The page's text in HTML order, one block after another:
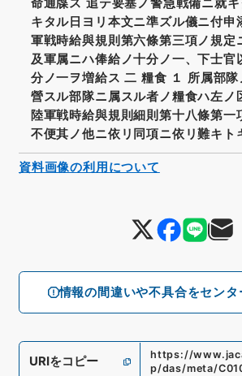
情報の間違いや不具合をセンタ
命通牒ス 追テ要塞ノ警急戦備ニ就
キタル日ヨリ本文ニ準ズル儀ニ付申
軍戦時給與規則第六條第三項ノ規定
及軍属ニハ俸給ノ十分ノ一、下士官
分ノ一ヲ増給ス 二 糧食 １ 所属部
營スル部隊ニ属スル者ノ糧食ハ左ノ
陸軍戦時給與規則細則第十八條第一
不便其ノ他ニ依リ同項ニ依リ難キト
URIをコピー
https://
p/das/meta/
資料画像の利用について